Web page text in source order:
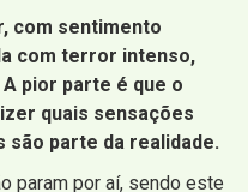
com sentimento
com terror intenso,
pior parte é que o
quais sensações
são parte da realidade.
param por aí, sendo este